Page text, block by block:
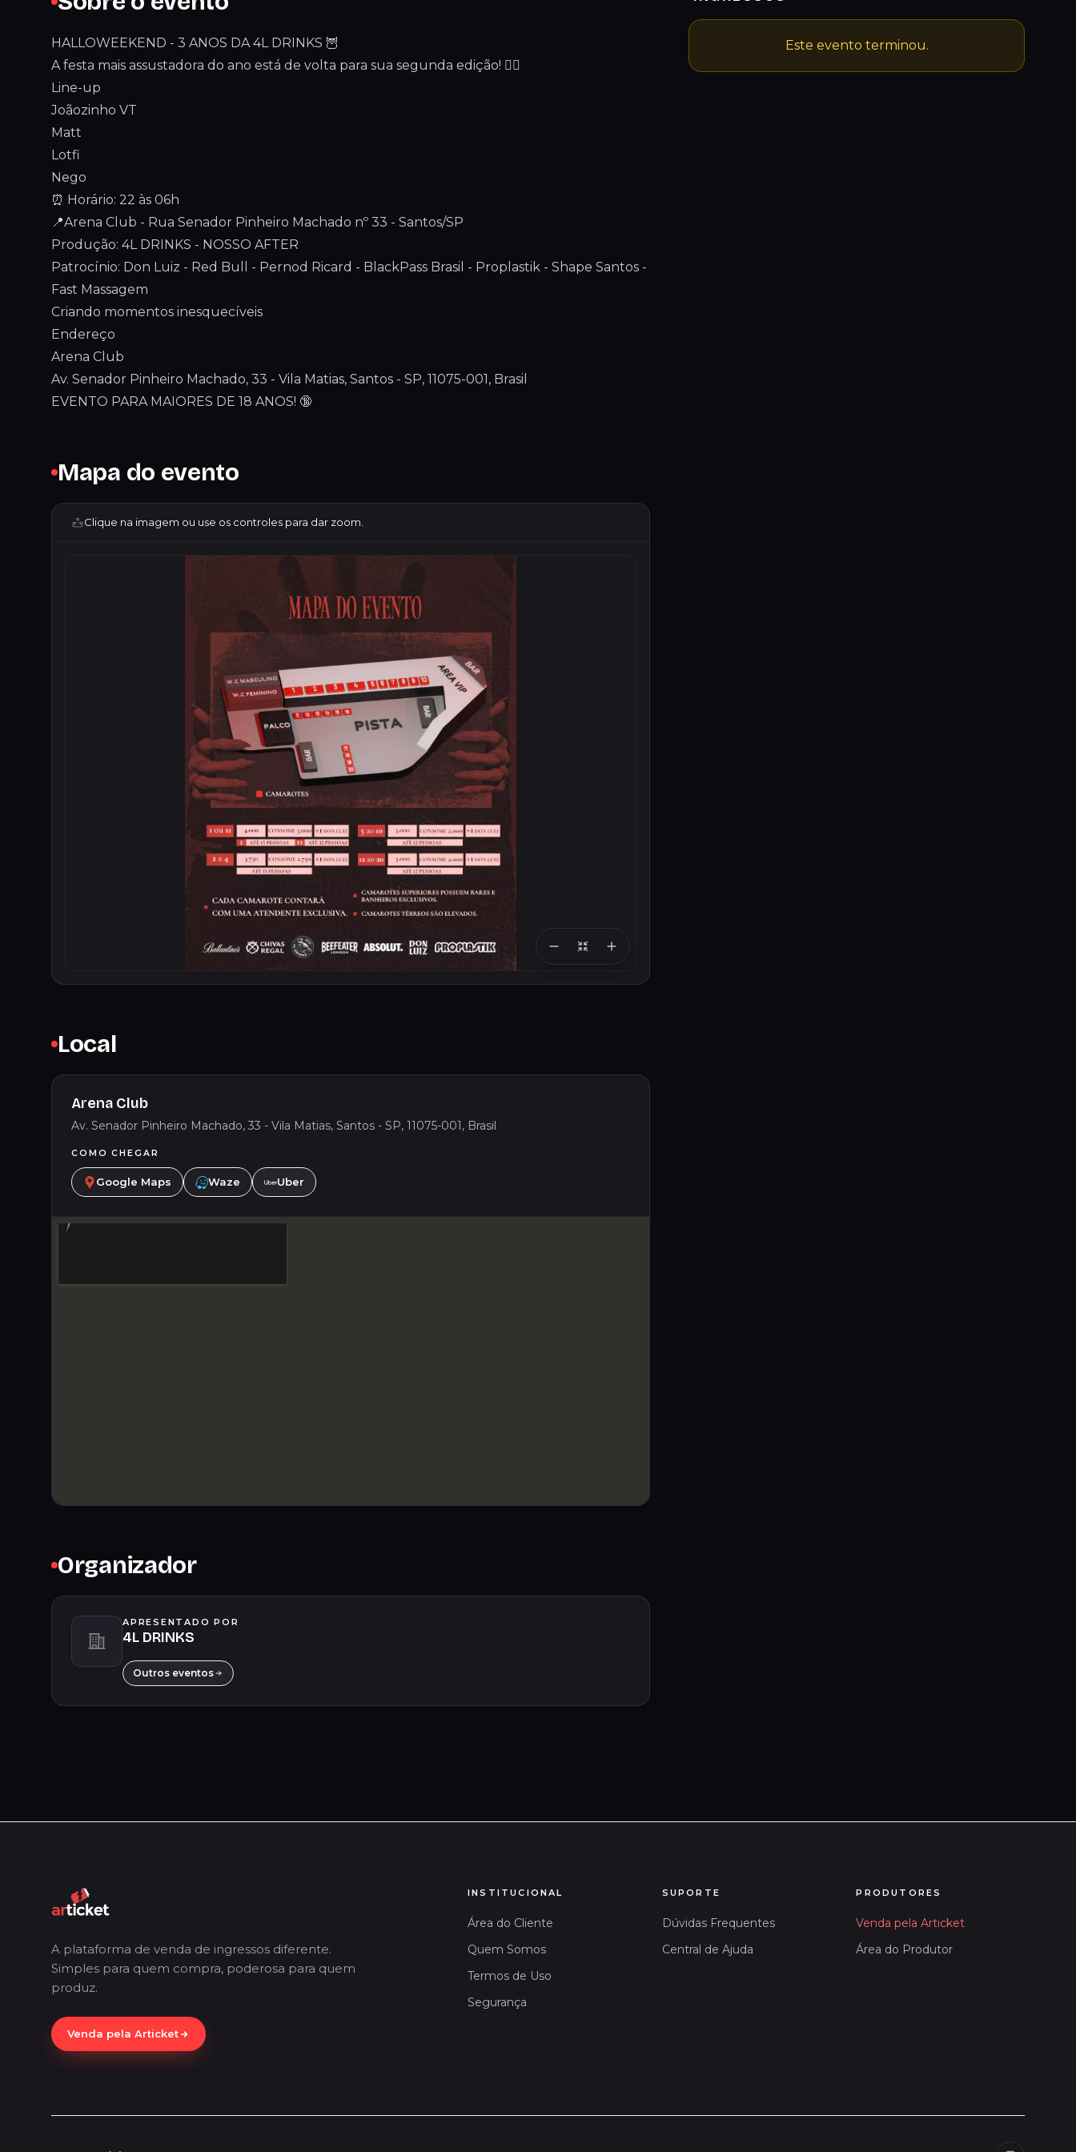
HALLOWEEKEND - 3 ANOS DA 4L DRINKS 🦉
A festa mais assustadora do ano está de volta para sua segunda edição! 🧟‍♂️
Line-up
Joãozinho VT
Matt
Lotfi
Nego
⏰ Horário: 22 às 06h
📍Arena Club - Rua Senador Pinheiro Machado nº 33 - Santos/SP
Produção: 4L DRINKS - NOSSO AFTER
Patrocínio: Don Luiz - Red Bull - Pernod Ricard - BlackPass Brasil - Proplastik - Shape Santos -
Fast Massagem
Criando momentos inesquecíveis
Endereço
Arena Club
Av. Senador Pinheiro Machado, 33 - Vila Matias, Santos - SP, 11075-001, Brasil
EVENTO PARA MAIORES DE 18 ANOS! 🔞
Mapa do evento
Clique na imagem ou use os controles para dar zoom.
Local
Arena Club
Av. Senador Pinheiro Machado, 33 - Vila Matias, Santos - SP, 11075-001, Brasil
COMO CHEGAR
Google Maps Waze Uber
Organizador
APRESENTADO POR
4L DRINKS
Outros eventos
Este evento terminou.
A plataforma de venda de ingressos diferente.
Simples para quem compra, poderosa para quem
produz.
Venda pela Articket
INSTITUCIONAL
Área do Cliente
Quem Somos
Termos de Uso
Segurança
SUPORTE
Dúvidas Frequentes
Central de Ajuda
PRODUTORES
Venda pela Articket
Área do Produtor